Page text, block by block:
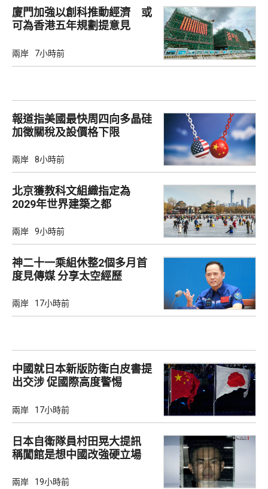
廈門加強以創科推動經濟 或
可為香港五年規劃提意見
兩岸 7小時前
報道指美國最快周四向多晶硅
加徵關稅及設價格下限
兩岸 8小時前
北京獲教科文組織指定為
2029年世界建築之都
兩岸 9小時前
神二十一乘組休整2個多月首
度見傳媒 分享太空經歷
兩岸 17小時前
中國就日本新版防衛白皮書提
出交涉 促國際高度警惕
兩岸 17小時前
日本自衛隊員村田晃大提訊
稱闖館是想中國改強硬立場
兩岸 19小時前